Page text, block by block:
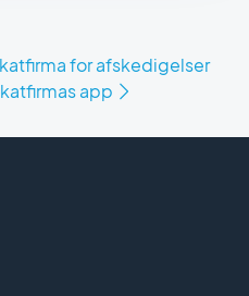
for afskedigelser
app